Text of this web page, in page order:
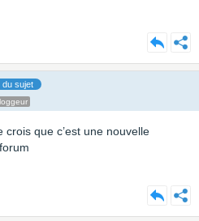
du sujet
crois que c’est une nouvelle